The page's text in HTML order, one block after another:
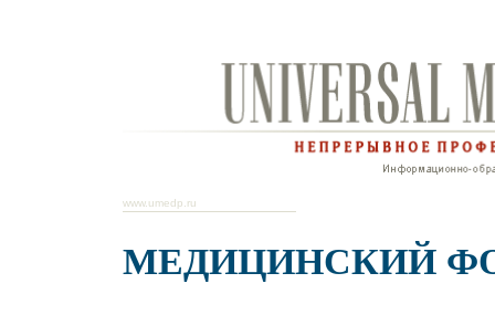
www.umedp.ru
МЕДИЦИНСКИЙ